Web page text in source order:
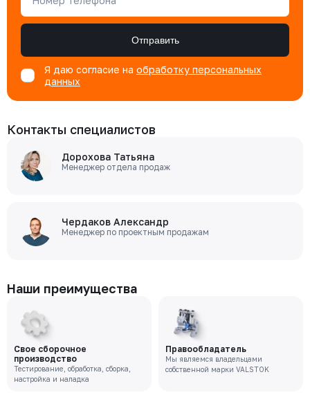
Отправить
Я даю согласие на обработку персональных
данных
Контакты специалистов
Дорохова Татьяна
Менеджер отдела продаж
Чердаков Александр
Менеджер по проектным продажам
Наши преимущества
Свое сборочное
производство
Тестирование, обработка, сборка,
настройка и наладка
Правообладатель
Мы являемся владельцами
собственной марки VALSTOK